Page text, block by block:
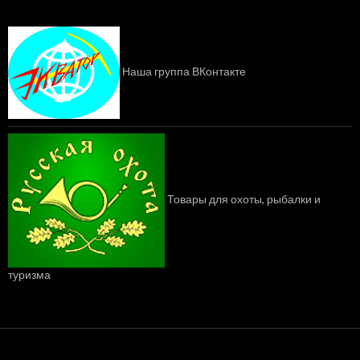
Наша группа ВКонтакте
Товары для охоты, рыбалки и
туризма